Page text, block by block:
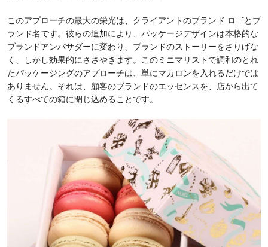
このアプローチの最大の栄光は、クライアントのブランド ロゴとブ
ランド名です。彼らの追加により、パッケージデザインは本格的な
ブランドアンバサダーに変わり、ブランドのストーリーをさりげな
く、しかし効果的にささやきます。このミニマリストで調和のとれ
たパッケージングのアプローチは、単にマカロンを入れるだけでは
ありません。それは、顧客のブランドのエッセンスを、店から出て
くるすべての箱に閉じ込めることです。